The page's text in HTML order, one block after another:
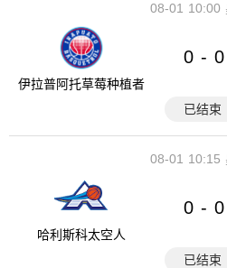
10:00
08-01
伊拉普阿托草莓种植者
0 - 0
已结束
10:15
08-01
哈利斯科太空人
0 - 0
已结束